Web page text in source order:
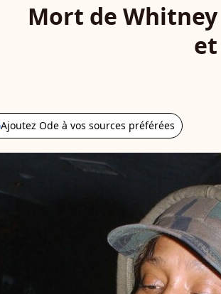
Mort de
Ajoutez Ode à vos sources préférées